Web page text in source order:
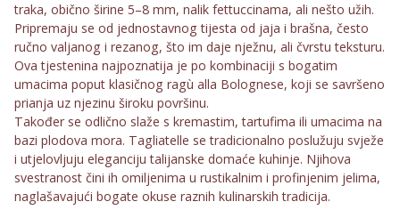
traka, obično širine 5–8 mm, nalik fettuccinama, ali nešto užih.
Pripremaju se od jednostavnog tijesta od jaja i brašna, često
ručno valjanog i rezanog, što im daje nježnu, ali čvrstu teksturu.
Ova tjestenina najpoznatija je po kombinaciji s bogatim
umacima poput klasičnog ragù alla Bolognese, koji se savršeno
prianja uz njezinu široku površinu.
Također se odlično slaže s kremastim, tartufima ili umacima na
bazi plodova mora. Tagliatelle se tradicionalno poslužuju svježe
i utjelovljuju eleganciju talijanske domaće kuhinje. Njihova
svestranost čini ih omiljenima u rustikalnim i profinjenim jelima,
naglašavajući bogate okuse raznih kulinarskih tradicija.